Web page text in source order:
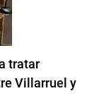
tratar
Villarruel y